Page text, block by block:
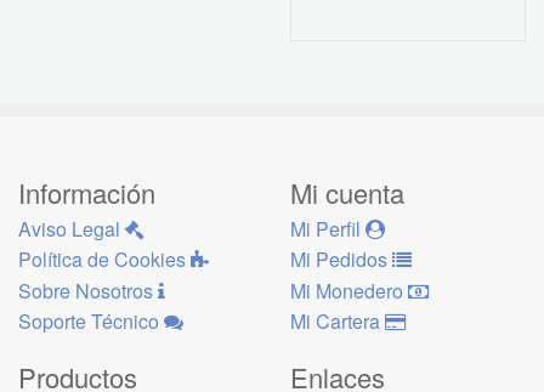
Información
Aviso Legal
Política de Cookies
Sobre Nosotros
Soporte Técnico
Mi cuenta
Mi Perfil
Mi Pedidos
Mi Monedero
Mi Cartera
Productos Enlaces